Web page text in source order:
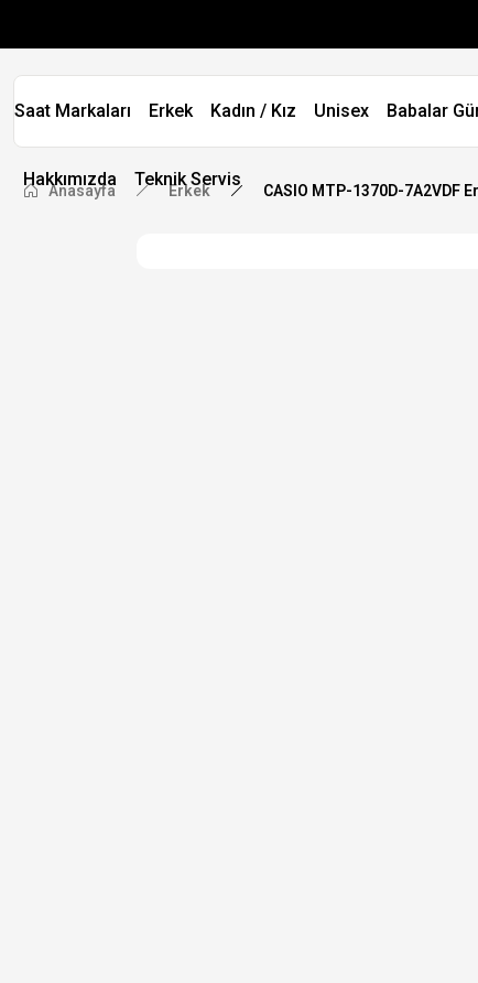
Saat Markaları Erkek Kadın / Kız Unisex Babalar
Hakkımızda Teknik Servis
Anasayfa Erkek CASIO MTP-1370D-7A2VDF